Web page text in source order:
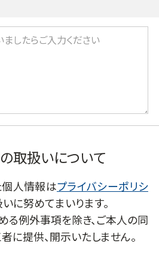
取扱いについて
個人情報はプライバシーポリシ
に努めてまいります。
例外事項を除き、ご本人の同
に提供、開示いたしません。